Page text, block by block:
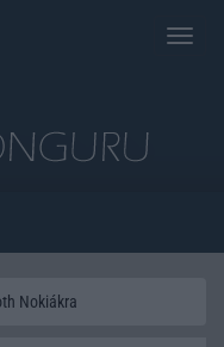
Toggle
Nokiákra